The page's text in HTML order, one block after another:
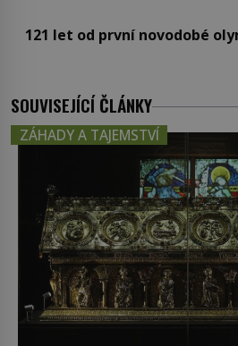
121 let od první novodobé
SOUVISEJÍCÍ ČLÁNKY
ZÁHADY A TAJEMSTVÍ